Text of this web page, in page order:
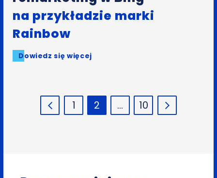
na przykładzie marki
Rainbow
Dowiedz się więcej
1 2 … 10